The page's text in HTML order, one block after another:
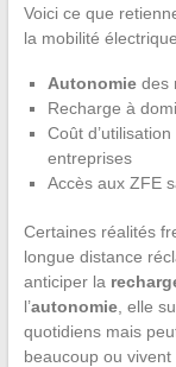
Voici ce que
la mobilité
Autonomiedes
Recharge à
Coût
entreprises
Accès aux ZFE
Certaines réalités
longue distance
anticiper la
l’autonomie, elle
quotidiens mais
beaucoup ou vivent